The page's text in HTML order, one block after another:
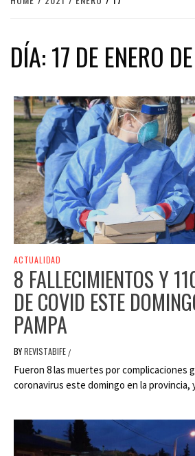
DÍA:17 DE ENERO
ACTUALIDAD
8 FALLECIMIENTOS Y
DE COVID ESTE
PAMPA
BYREVISTABIFE /
Fueron 8 las muertes por complicaciones
coronavirus este domingo en la provincia,